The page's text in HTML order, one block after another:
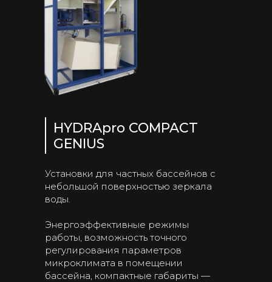
HYDRApro COMPACT
GENIUS
Установки для частных бассейнов с
небольшой поверхностью зеркала
воды.
Энергоэффективные режимы
работы, возможность точного
регулирования параметров
микроклимата в помещении
бассейна, компактные габариты —